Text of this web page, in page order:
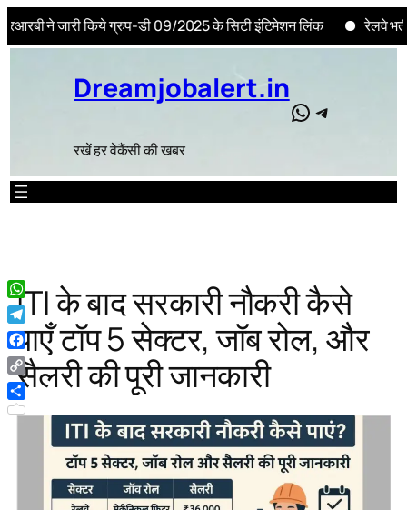
जारी किये ग्रुप-डी 09/2025 के सिटी इंटिमेशन लिंक रेलवे भर्ती बोर्ड
Skip
Dreamjobalert.in
रखें हर वेकैंसी की खबर
WhatsApp
Telegram
ITI के बाद सरकारी नौकरी कैसे
पाएँ टॉप 5 सेक्टर, जॉब रोल, और
सैलरी की पूरी जानकारी
WhatsApp
Telegram
Facebook
Copy
Link
Share